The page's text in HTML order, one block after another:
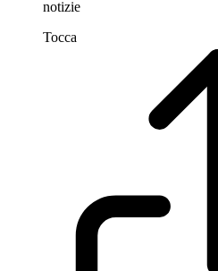
notizie
Tocca